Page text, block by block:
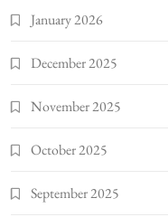
January 2026
December 2025
November 2025
October 2025
September 2025